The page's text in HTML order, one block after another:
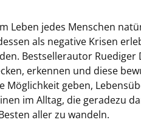
Leben jedes Menschen
als negative Krisen
Bestsellerautor
erkennen und diese
Möglichkeit geben,
im Alltag, die geradezu
aller zu wandeln.